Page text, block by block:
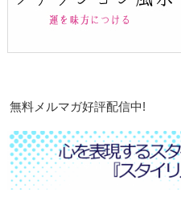
無料メルマガ好評配信中!